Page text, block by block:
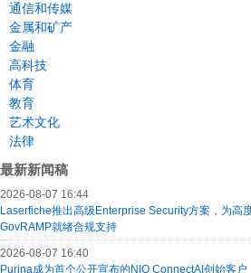
通信和传媒
金属和矿产
金融
高科技
体育
教育
艺术文化
法律
最新新闻稿
2026-08-07 16:44
Laserfiche推出高级Enterprise Security方案，为高
GovRAMP就绪合规支持
2026-08-07 16:40
Purina成为首个公开宣布的NIQ ConnectAI创始客户